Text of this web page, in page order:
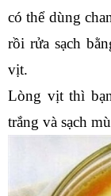
có thể dùng
rồi rửa sạch
vịt.
Lòng vịt thì
trắng và sạch